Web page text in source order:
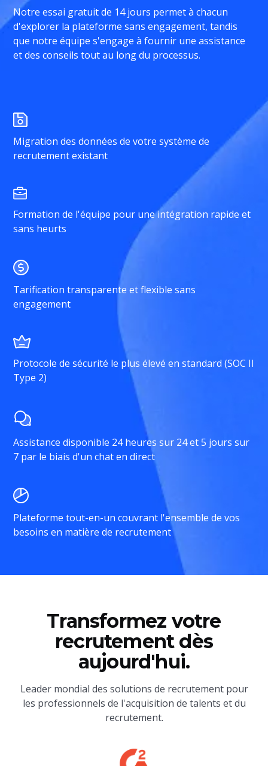
Notre essai gratuit de 14 jours permet à chacun
d'explorer la plateforme sans engagement, tandis
que notre équipe s'engage à fournir une assistance
et des conseils tout au long du processus.
Migration des données de votre système de
recrutement existant
Formation de l'équipe pour une intégration rapide et
sans heurts
Tarification transparente et flexible sans
engagement
Protocole de sécurité le plus élevé en standard (SOC II
Type 2)
Assistance disponible 24 heures sur 24 et 5 jours sur
7 par le biais d'un chat en direct
Plateforme tout-en-un couvrant l'ensemble de vos
besoins en matière de recrutement
Transformez votre
recrutement dès
aujourd'hui.
Leader mondial des solutions de recrutement pour
les professionnels de l'acquisition de talents et du
recrutement.